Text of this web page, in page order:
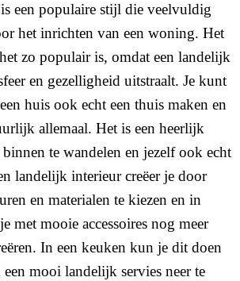
een populaire stijl die veelvuldig
het inrichten van een woning. Het
zo populair is, omdat een landelijk
en gezelligheid uitstraalt. Je kunt
huis ook echt een thuis maken en
allemaal. Het is een heerlijk
te wandelen en jezelf ook echt
landelijk interieur creëer je door
en materialen te kiezen en in
met mooie accessoires nog meer
In een keuken kun je dit doen
mooi landelijk servies neer te